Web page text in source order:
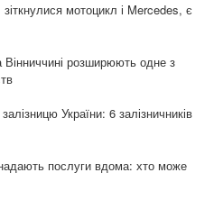
мотоцикл і Mercedes, є
розширюють одне з
України: 6 залізничників
послуги вдома: хто може